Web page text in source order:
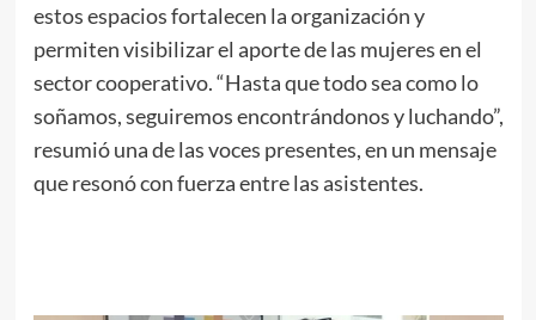
estos espacios fortalecen la organización y
permiten visibilizar el aporte de las mujeres en el
sector cooperativo. “Hasta que todo sea como lo
soñamos, seguiremos encontrándonos y luchando”,
resumió una de las voces presentes, en un mensaje
que resonó con fuerza entre las asistentes.